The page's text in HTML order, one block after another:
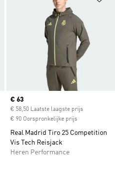
Current price
€ 63
€ 58,50 Laatste laagste prijs
€ 90 Oorspronkelijke prijs
Real Madrid Tiro 25 Competition
Vis Tech Reisjack
Heren Performance